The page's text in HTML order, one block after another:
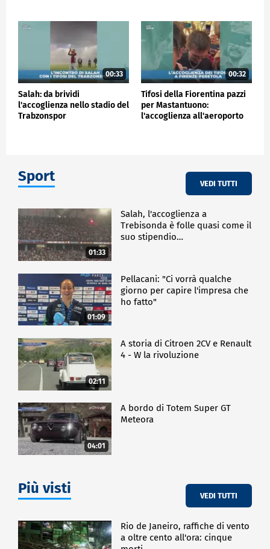
00:33
Salah: da brividi
l'accoglienza nello stadio del
Trabzonspor
00:32
Tifosi della Fiorentina pazzi
per Mastantuono:
l'accoglienza all'aeroporto
Sport VEDI TUTTI
01:33
Salah, l'accoglienza a
Trebisonda è folle quasi come il
suo stipendio…
01:09
Pellacani: "Ci vorrà qualche
giorno per capire l'impresa che
ho fatto"
02:11
A storia di Citroen 2CV e Renault
4 - W la rivoluzione
04:01
A bordo di Totem Super GT
Meteora
Più visti VEDI TUTTI
Rio de Janeiro, raffiche di vento
a oltre cento all'ora: cinque